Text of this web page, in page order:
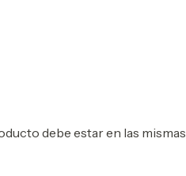
debe estar en las mismas